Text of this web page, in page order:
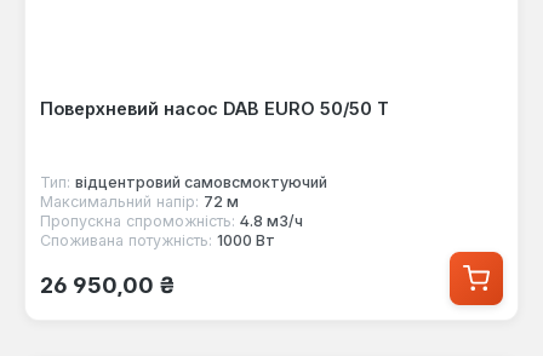
Поверхневий насос DAB EURO 50/50 T
Тип: відцентровий самовсмоктуючий
Максимальний напір: 72 м
Пропускна спроможність: 4.8 м3/ч
Споживана потужність: 1000 Вт
Звичайна ціна:
26 950,00 ₴